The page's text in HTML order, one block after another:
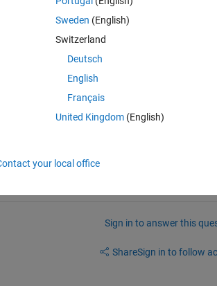
が破損してしまっているように思われます。
めしますが、手順でお困りのことがございまし
Sign in to answer this
ShareSign in to follow
Sweden (English)
Switzerland
Deutsch
English
Français
United Kingdom(English)
your local office